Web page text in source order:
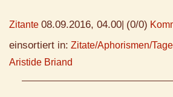
Zitante 08.09.2016, 04.00 (0/0)
einsortiert in: Zitate/Aphorismen/
Aristide Briand